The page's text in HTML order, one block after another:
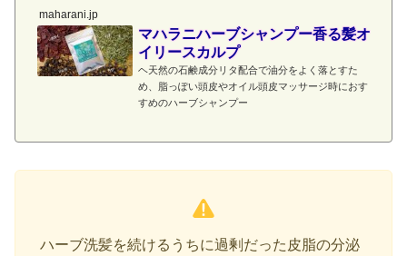
maharani.jp
マハラニハーブシャンプー香る髪オ
イリースカルプ
ヘ天然の石鹸成分リタ配合で油分をよく落とすた
め、脂っぽい頭皮やオイル頭皮マッサージ時におす
すめのハーブシャンプー
ハーブ洗髪を続けるうちに過剰だった皮脂の分泌